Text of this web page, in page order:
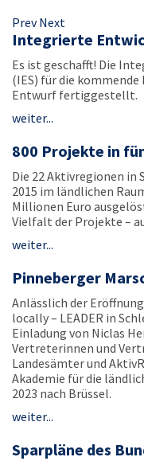
Prev Next
Integrierte
Es ist geschafft! Die
(IES) für die
Entwurf fertiggestellt.
weiter...
800 Projekte in
Die 22 Aktivregionen in
2015 im ländlichen
Millionen Euro
Vielfalt der Projekte –
weiter...
Pinneberger
Anlässlich der
locally – LEADER in
Einladung von Niclas
Vertreterinnen und
Landesämter und
Akademie für die
2023 nach Brüssel.
weiter...
Sparpläne des